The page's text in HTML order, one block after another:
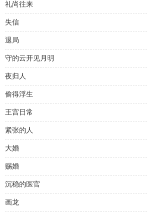
礼尚往来
失信
退局
守的云开见月明
夜归人
偷得浮生
王宫日常
紧张的人
大婚
赐婚
沉稳的医官
画龙